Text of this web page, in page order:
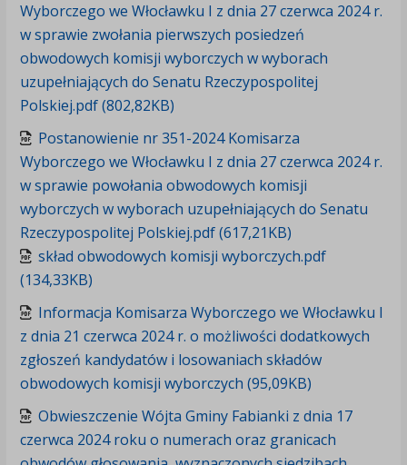
Wyborczego we Włocławku I z dnia 27 czerwca 2024 r.
w sprawie zwołania pierwszych posiedzeń
obwodowych komisji wyborczych w wyborach
uzupełniających do Senatu Rzeczypospolitej
Polskiej.pdf (802,82KB)
Postanowienie nr 351-2024 Komisarza
Wyborczego we Włocławku I z dnia 27 czerwca 2024 r.
w sprawie powołania obwodowych komisji
wyborczych w wyborach uzupełniających do Senatu
Rzeczypospolitej Polskiej.pdf (617,21KB)
skład obwodowych komisji wyborczych.pdf
(134,33KB)
Informacja Komisarza Wyborczego we Włocławku I
z dnia 21 czerwca 2024 r. o możliwości dodatkowych
zgłoszeń kandydatów i losowaniach składów
obwodowych komisji wyborczych (95,09KB)
Obwieszczenie Wójta Gminy Fabianki z dnia 17
czerwca 2024 roku o numerach oraz granicach